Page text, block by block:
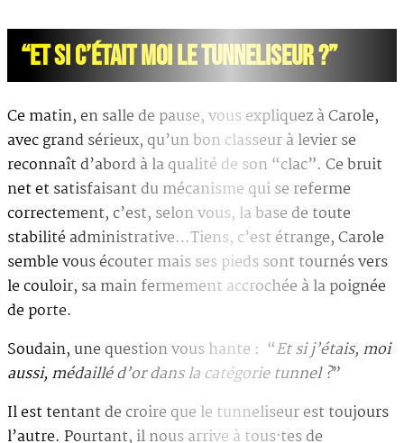
“ET SI C’ÉTAIT MOI LE TUNNELISEUR ?”
Ce matin, en salle de pause, vous expliquez à Carole,
avec grand sérieux, qu’un bon classeur à levier se
reconnaît d’abord à la qualité de son “clac”. Ce bruit
net et satisfaisant du mécanisme qui se referme
correctement, c’est, selon vous, la base de toute
stabilité administrative…Tiens, c’est étrange, Carole
semble vous écouter mais ses pieds sont tournés vers
le couloir, sa main fermement accrochée à la poignée
de porte.
Soudain, une question vous hante : “Et si j’étais, moi
aussi, médaillé d’or dans la catégorie tunnel ?”
Il est tentant de croire que le tunneliseur est toujours
l’autre. Pourtant, il nous arrive à tous·tes de